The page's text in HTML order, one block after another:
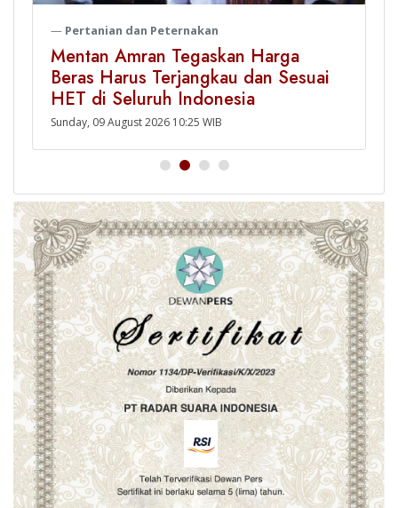
Pertanian dan Peternakan
Mentan Amran Tegaskan Harga
Beras Harus Terjangkau dan Sesuai
HET di Seluruh Indonesia
Sunday, 09 August 2026 10:25 WIB